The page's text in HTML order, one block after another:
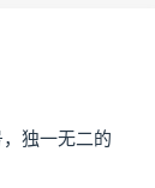
独一无二的